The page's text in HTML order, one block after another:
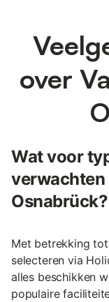
over
Wat voor
verwachten
Osnabrück?
Met betrekking
selecteren via
alles beschikken
populaire